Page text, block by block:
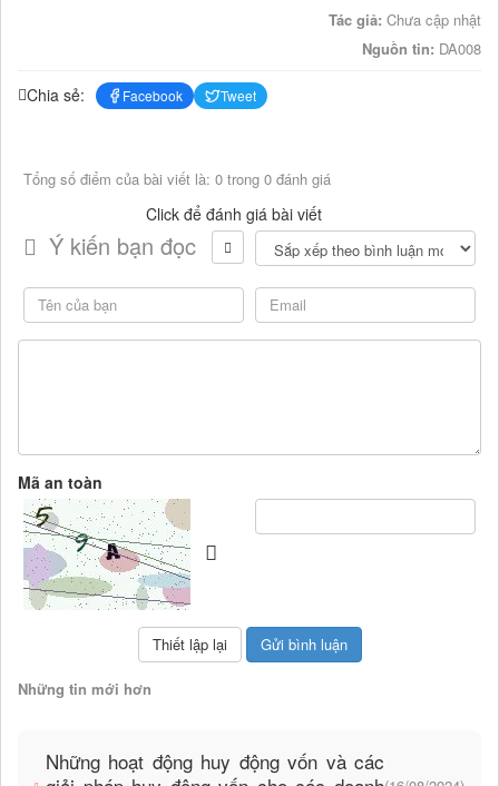
Tác giả: Chưa cập nhật
Nguồn tin: DA008
Chia sẻ: Facebook Tweet
Tổng số điểm của bài viết là: 0 trong 0 đánh giá
Click để đánh giá bài viết
Ý kiến bạn đọc
Mã an toàn
Những tin mới hơn
Những hoạt động huy động vốn và các